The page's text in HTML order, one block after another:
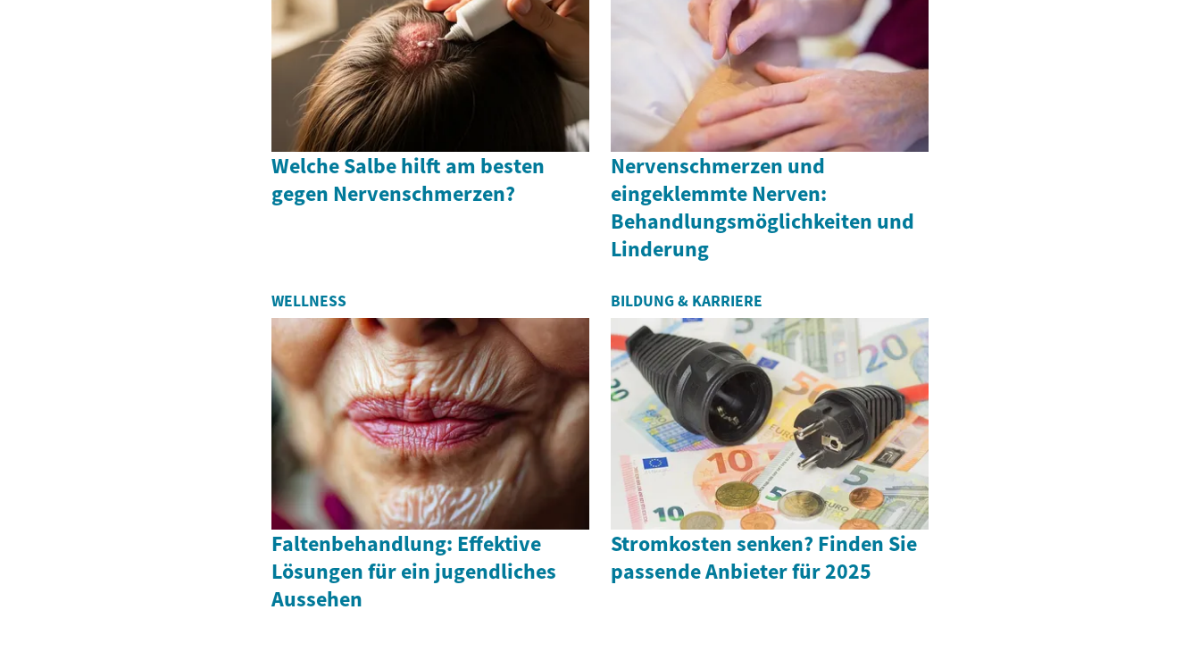
Welche Salbe hilft am besten
gegen Nervenschmerzen?
Nervenschmerzen und
eingeklemmte Nerven:
Behandlungsmöglichkeiten und
Linderung
WELLNESS
Faltenbehandlung: Effektive
Lösungen für ein jugendliches
Aussehen
BILDUNG & KARRIERE
Stromkosten senken? Finden Sie
passende Anbieter für 2025